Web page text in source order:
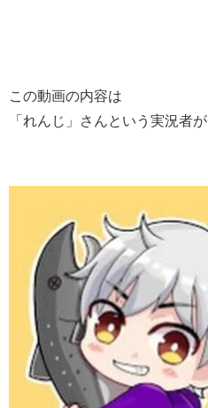
この動画の内容は
「れんじ」さんという実況者が